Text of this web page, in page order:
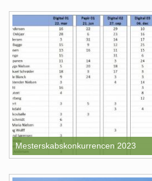
Mesterskabskonkurrencen 2023